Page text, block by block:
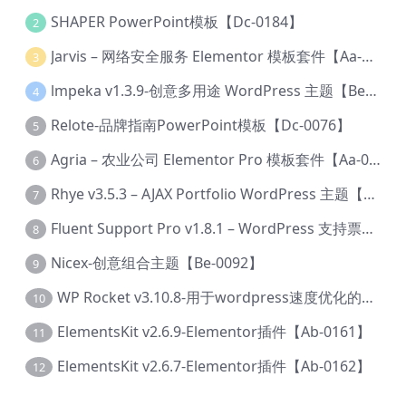
2 SHAPER PowerPoint模板【Dc-0184】
3 Jarvis – 网络安全服务 Elementor 模板套件【Aa-0035】
4 lmpeka v1.3.9-创意多用途 WordPress 主题【Be-0064】
5 Relote-品牌指南PowerPoint模板【Dc-0076】
6 Agria – 农业公司 Elementor Pro 模板套件【Aa-0003】
7 Rhye v3.5.3 – AJAX Portfolio WordPress 主题【Bi-0049】
8 Fluent Support Pro v1.8.1 – WordPress 支持票务系统【Cc-0041】
9 Nicex-创意组合主题【Be-0092】
10 WP Rocket v3.10.8-用于wordpress速度优化的缓存加速插件【Cd-0019】
11 ElementsKit v2.6.9-Elementor插件【Ab-0161】
12 ElementsKit v2.6.7-Elementor插件【Ab-0162】